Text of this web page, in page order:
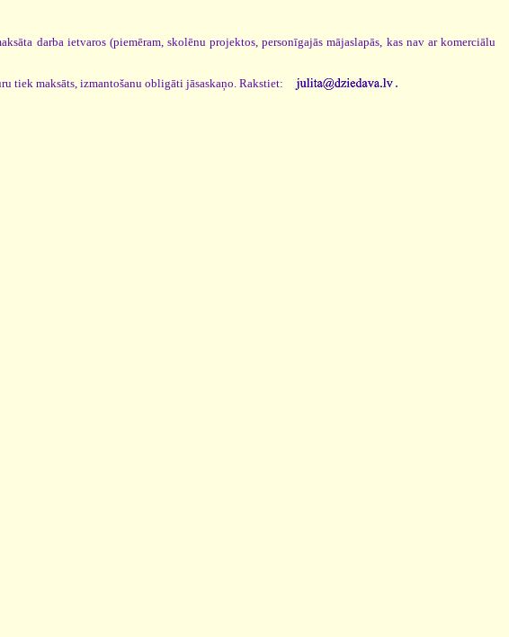
darba ietvaros (piemēram, skolēnu projektos, personīgajās mājaslapās, kas nav ar komerciālu
tiek maksāts, izmantošanu obligāti jāsaskaņo. Rakstiet: .